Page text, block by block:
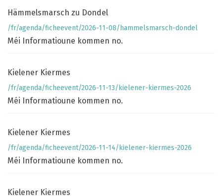
Hämmelsmarsch zu Dondel
/fr/agenda/ficheevent/2026-11-08/hammelsmarsch-dondel
Méi Informatioune kommen no.
Kielener Kiermes
/fr/agenda/ficheevent/2026-11-13/kielener-kiermes-2026
Méi Informatioune kommen no.
Kielener Kiermes
/fr/agenda/ficheevent/2026-11-14/kielener-kiermes-2026
Méi Informatioune kommen no.
Kielener Kiermes